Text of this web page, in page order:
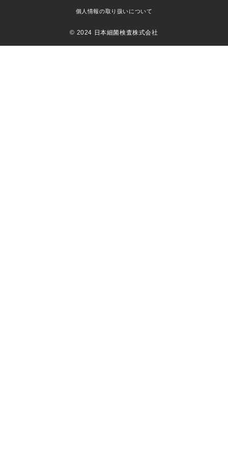
© 2024 日本細菌検査株式会社
個人情報の取り扱いについて